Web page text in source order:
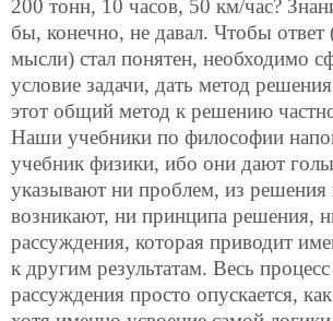
200 тонн, 10 часов, 50 км/час?
бы, конечно, не давал. Чтобы ответ
мысли) стал понятен, необходимо
условие задачи, дать метод
этот общий метод к решению
Наши учебники по философии
учебник физики, ибо они дают
указывают ни проблем, из
возникают, ни принципа решения,
рассуждения, которая приводит
к другим результатам. Весь
рассуждения просто опускается,